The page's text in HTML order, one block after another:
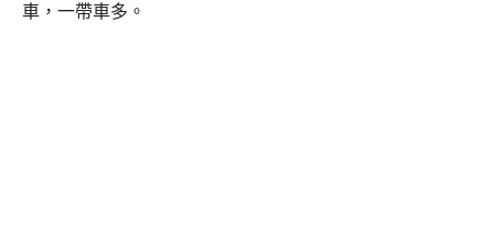
車，一帶車多。